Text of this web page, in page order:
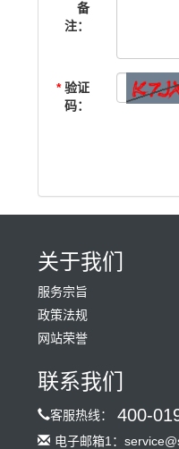
备
注：
*验证
码：
关于我们
服务宗旨
政策法规
网站荣誉
联系我们
客服热线： 400-
电子邮箱1：